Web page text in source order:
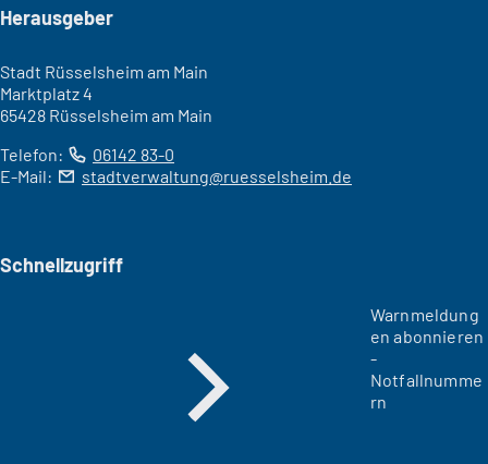
Seitenfuß
Herausgeber
Stadt Rüsselsheim am Main
Marktplatz 4
65428 Rüsselsheim am Main
Telefon:
06142 83-0
E-Mail:
stadtverwaltung ruesselsheim de
Schnellzugriff
Warnmeldung
en abonnieren
-
Notfallnumme
rn